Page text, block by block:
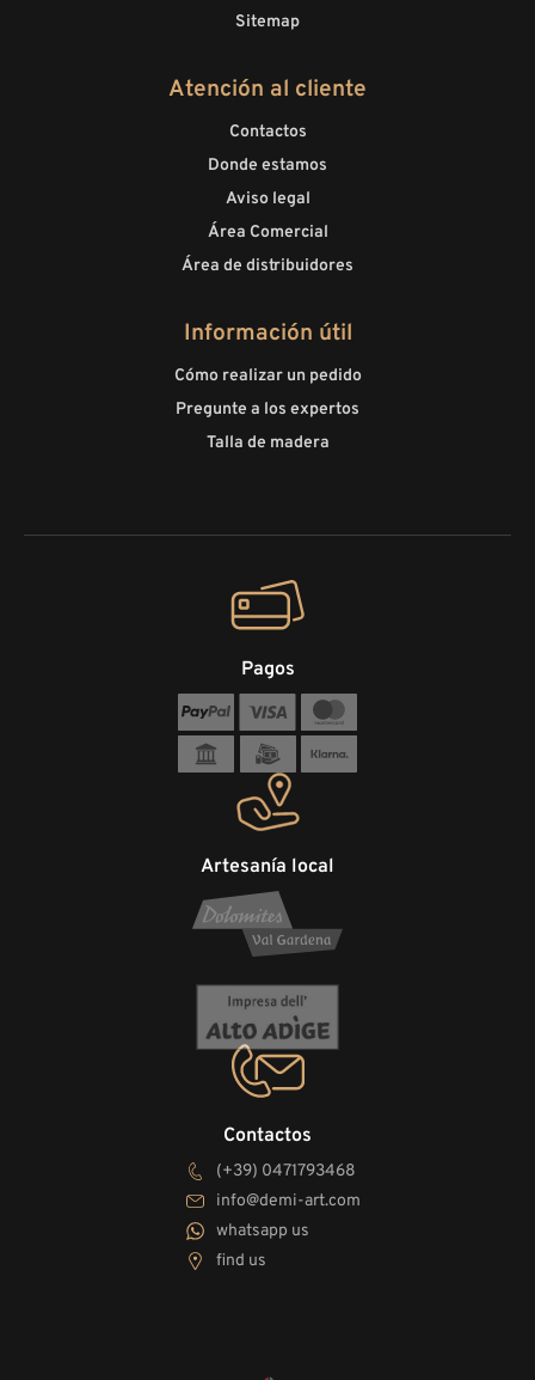
Sitemap
Atención al cliente
Contactos
Donde estamos
Aviso legal
Área Comercial
Área de distribuidores
Información útil
Cómo realizar un pedido
Pregunte a los expertos
Talla de madera
Contactos
(+39) 0471793468
info@demi-art.com
whatsapp us
find us
Artesanía local
Pagos